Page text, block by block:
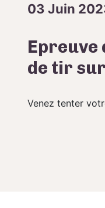
03 Juin
Epreuve
de tir
Venez tenter